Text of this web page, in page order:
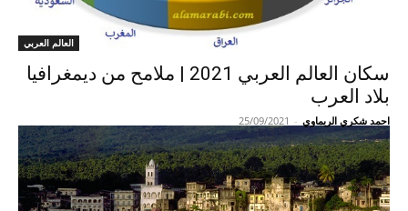
العالم العربي
سكان العالم العربي 2021 | ملامح من ديمغرافيا
بلاد العرب
احمد شكري الريماوي -
25/09/2021